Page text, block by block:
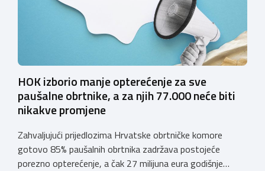
HOK izborio manje opterećenje za sve
paušalne obrtnike, a za njih 77.000 neće biti
nikakve promjene
Zahvaljujući prijedlozima Hrvatske obrtničke komore
gotovo 85% paušalnih obrtnika zadržava postojeće
porezno opterećenje, a čak 27 milijuna eura godišnje